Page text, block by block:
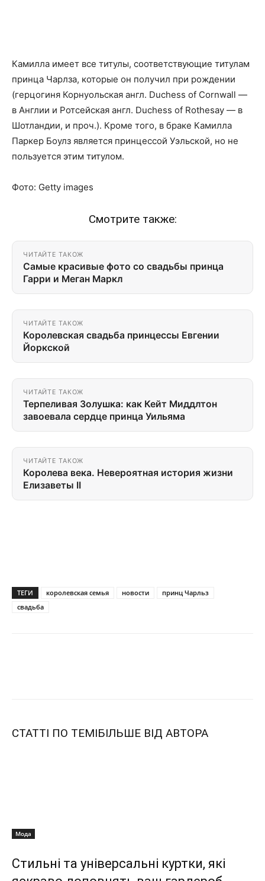
Камилла имеет все титулы, соответствующие титулам
принца Чарлза, которые он получил при рождении
(герцогиня Корнуольская англ. Duchess of Cornwall —
в Англии и Ротсейская англ. Duchess of Rothesay — в
Шотландии, и проч.). Кроме того, в браке Камилла
Паркер Боулз является принцессой Уэльской, но не
пользуется этим титулом.
Фото: Getty images
Смотрите также:
ЧИТАЙТЕ ТАКОЖ
Самые красивые фото со свадьбы принца
Гарри и Меган Маркл
ЧИТАЙТЕ ТАКОЖ
Королевская свадьба принцессы Евгении
Йоркской
ЧИТАЙТЕ ТАКОЖ
Терпеливая Золушка: как Кейт Миддлтон
завоевала сердце принца Уильяма
ЧИТАЙТЕ ТАКОЖ
Королева века. Невероятная история жизни
Елизаветы II
ТЕГИ королевская семья новости
принц Чарльз
свадьба
СТАТТІ ПО ТЕМІБІЛЬШЕ ВІД АВТОРА
Мода
Стильні та універсальні куртки, які